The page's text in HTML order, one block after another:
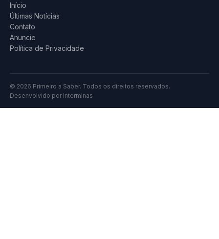
Início
Últimas Notícias
Contato
Anuncie
Política de Privacidade
© 2026 Primeiro a Saber. Todos os direitos reservados.
Desenvolvido por Interminas